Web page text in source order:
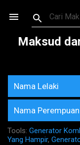
Maksud
Nama Lelaki
Nama Perempuan
Tools: Generator
Yang Hampir,